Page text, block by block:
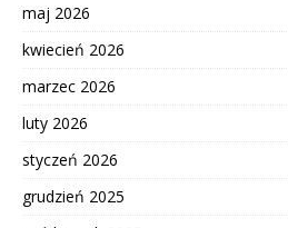
maj 2026
kwiecień 2026
marzec 2026
luty 2026
styczeń 2026
grudzień 2025